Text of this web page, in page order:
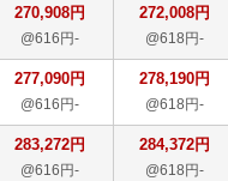
270,908円
@616円-
272,008円
@618円-
277,090円
@616円-
278,190円
@618円-
283,272円
@616円-
284,372円
@618円-